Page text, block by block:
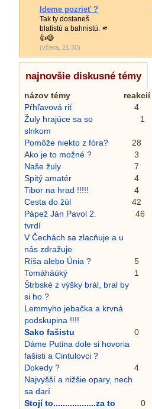
Ideme pozrieť ?
Tak ty dostaneš
blatistú a bahnistú. 🫵
👍😅
(včera, 21:30)
najnovšie diskusné témy
názov témy reakcií
Pŕhľavová riť
4
Žuly hrajúce sa so
slnkom
1
Pomôže niekto z fóra? 28
Ako je to možné ?
3
Naše žuly
7
Spitý amatér
4
Tibor na hrad !!!!!
4
Cesta do žúl
42
Pápež Ján Pavol 2.
tvrdí
46
V Čechách sa zlacňuje a u
nás zdražuje
Ríša alebo Únia ? 5
Tomáháúký
1
Štrbské z výšky brál, bral by
si ho ?
Lemmyho jebačka a krvná
podskupina !!!!
Sako fašistu 0
Dáme Putina dole si hovoria
fašisti a Cintulovci ?
Dokedy ? 4
Najvyšší a nižšie opary, nech
sa darí
Stojí to..................za to
0